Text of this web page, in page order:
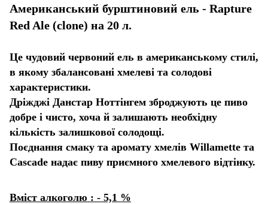
Американський бурштиновий ель - Rapture
Red Ale (clone) на 20 л.
Це чудовий червоний ель в американському стилі,
в якому збалансовані хмелеві та солодові
характеристики.
Дріжджі Данстар Ноттінгем зброджують це пиво
добре і чисто, хоча й залишають необхідну
кількість залишкової солодощі.
Поєднання смаку та аромату хмелів Willamette та
Cascade надає пиву приємного хмелевого відтінку.
Вміст алкоголю : - 5,1 %